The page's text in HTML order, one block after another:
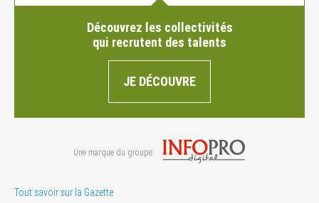
Découvrez les collectivités
qui recrutent des talents
JE DÉCOUVRE
Une marque du groupe
Tout savoir sur la Gazette